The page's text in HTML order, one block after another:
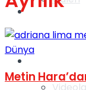
Gündem
Dünya
Metin